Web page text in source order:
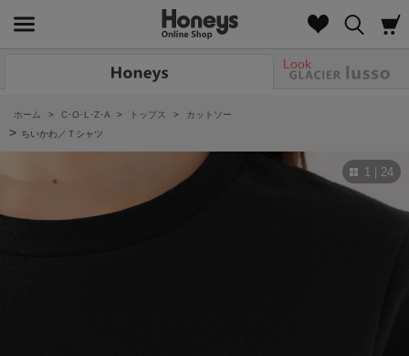
Look
ホーム > C･O･L･Z･A > トップス > カットソー
> ちいかわ／Ｔシャツ
1 | 24